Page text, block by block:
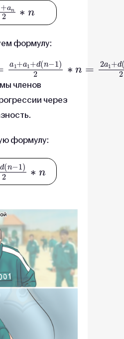
n2
формулу:
+a1+d(n−1)2 1+d(n
членов
через
формулу:
(n−1)